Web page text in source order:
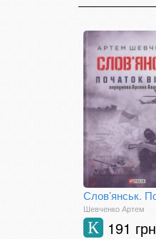
Шевченко Артем
191 грн
К